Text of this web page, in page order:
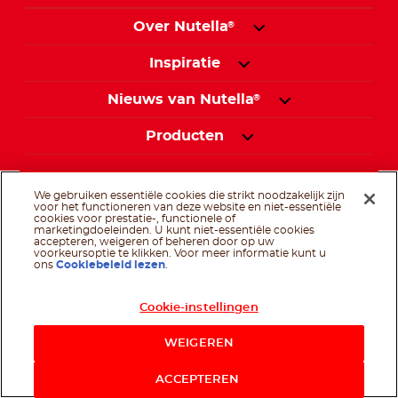
Over Nutella®
Inspiratie
Nieuws van Nutella®
Producten
Contacteer ons
Land wijzigen
Volg ons op
We gebruiken essentiële cookies die strikt noodzakelijk zijn
voor het functioneren van deze website en niet-essentiële
cookies voor prestatie-, functionele of
marketingdoeleinden. U kunt niet-essentiële cookies
accepteren, weigeren of beheren door op uw
voorkeursoptie te klikken. Voor meer informatie kunt u
onsCookiebeleid lezen
Cookie-instellingen
WEIGEREN
ACCEPTEREN